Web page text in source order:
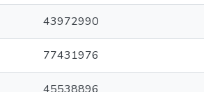
43972990
77431976